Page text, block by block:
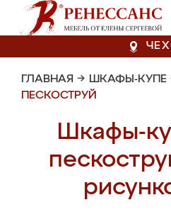
ГЛАВНАЯ → ШКАФЫ-КУПЕ
ПЕСКОСТРУЙ
Шкафы-